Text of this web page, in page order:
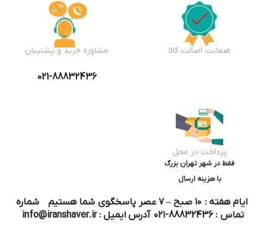
ضمانت اصالت کالا مشاوره خرید و پشتیبان
021-88832436
پرداخت در محل
فقط در شهر تهران بزرگ
با هزینه ارسال
ایام هفته : ۱۰ صبح – ۷ عصر پاسخگوی شما هستیم شماره
تماس : 88832436-۰۲۱ آدرس ایمیل : info@iranshaver.ir